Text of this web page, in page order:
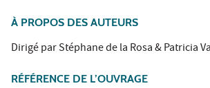
À PROPOS DES AUTEURS
Dirigé par Stéphane de la Rosa & Patricia
RÉFÉRENCE DE L’OUVRAGE